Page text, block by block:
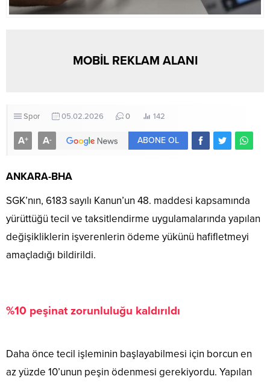
MOBİL REKLAM ALANI
Spor 05.02.2026 0 142
A+ A- ABONE OL
ANKARA-BHA
SGK’nın, 6183 sayılı Kanun’un 48. maddesi kapsamında
yürüttüğü tecil ve taksitlendirme uygulamalarında yapılan
değişikliklerin işverenlerin ödeme yükünü hafifletmeyi
amaçladığı bildirildi.
%10 peşinat zorunluluğu kaldırıldı
Daha önce tecil işleminin başlayabilmesi için borcun en
az yüzde 10’unun peşin ödenmesi gerekiyordu. Yapılan